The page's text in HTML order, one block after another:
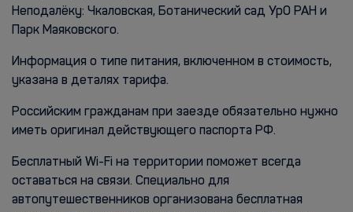
Неподалёку: Чкаловская, Ботанический сад УрО РАН и
Парк Маяковского.
Информация о типе питания, включенном в стоимость,
указана в деталях тарифа.
Российским гражданам при заезде обязательно нужно
иметь оригинал действующего паспорта РФ.
Бесплатный Wi-Fi на территории поможет всегда
оставаться на связи. Специально для
автопутешественников организована бесплатная